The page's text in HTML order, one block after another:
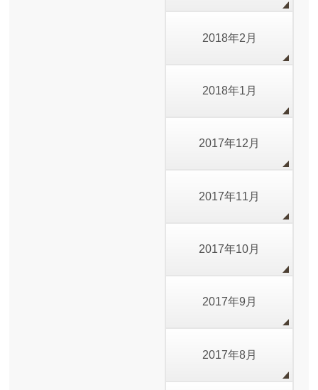
2018年2月
2018年1月
2017年12月
2017年11月
2017年10月
2017年9月
2017年8月